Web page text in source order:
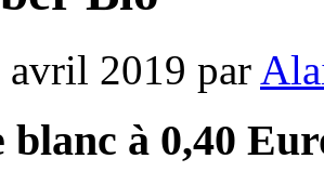
avril 2019 par
à 0,40